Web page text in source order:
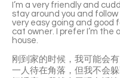
I’m a very friendly and
stay around you and follow
very easy going and good
cat owner. I prefer I’m the
house.
刚到家的时候，我可能会
一人待在角落，但我不会